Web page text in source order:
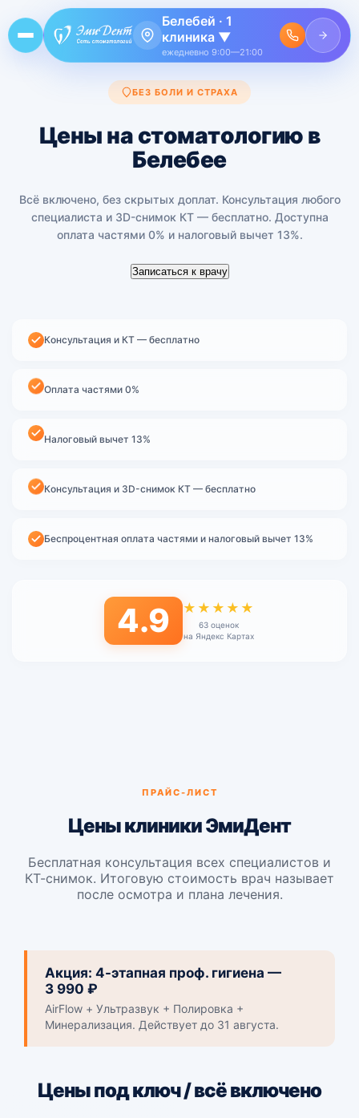
Белебей · 1
клиника ▼
ежедневно 9:00—21:00
БЕЗ БОЛИ И СТРАХА
Цены на стоматологию в
Белебее
Всё включено, без скрытых доплат. Консультация любого
специалиста и 3D-снимок КТ — бесплатно. Доступна
оплата частями 0% и налоговый вычет 13%.
Записаться к врачу
Консультация и КТ — бесплатно
Оплата частями 0%
Налоговый вычет 13%
Консультация и 3D-снимок КТ — бесплатно
Беспроцентная оплата частями и налоговый вычет 13%
4.9 ★★★★★
63 оценок
на Яндекс Картах
ПРАЙС-ЛИСТ
Цены клиники ЭмиДент
Бесплатная консультация всех специалистов и
КТ-снимок. Итоговую стоимость врач называет
после осмотра и плана лечения.
Акция: 4-этапная проф. гигиена —
3 990 ₽
AirFlow + Ультразвук + Полировка +
Минерализация. Действует до 31 августа.
Цены под ключ / всё включено